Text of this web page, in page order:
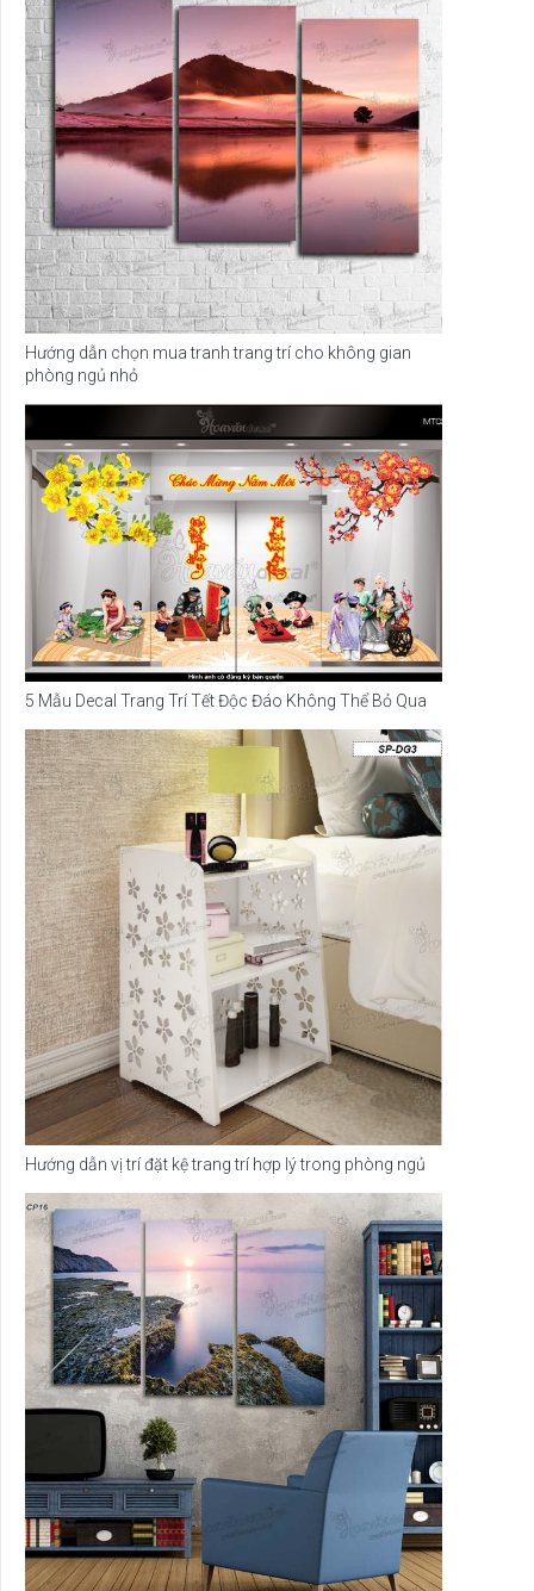
Hướng dẫn chọn mua tranh trang trí cho không gian
phòng ngủ nhỏ
5 Mẫu Decal Trang Trí Tết Độc Đáo Không Thể Bỏ Qua
Hướng dẫn vị trí đặt kệ trang trí hợp lý trong phòng ngủ